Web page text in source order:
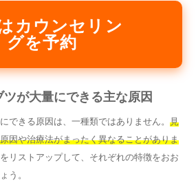
カウンセリン
グを予約
が大量にできる主な原因
できる原因は、一種類ではありません。 見
因や治療法がまったく異なることがありま
リストアップして、それぞれの特徴をおお
う。